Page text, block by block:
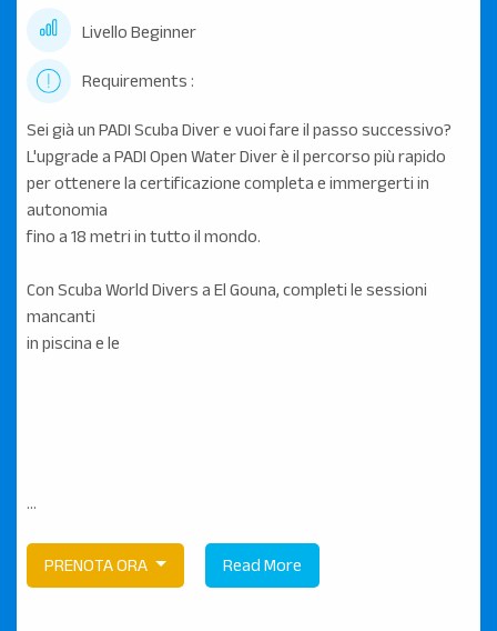
Livello Beginner
Requirements :
Sei già un PADI Scuba Diver e vuoi fare il passo successivo?
L'upgrade a PADI Open Water Diver è il percorso più rapido
per ottenere la certificazione completa e immergerti in
autonomia
fino a 18 metri in tutto il mondo.
Con Scuba World Divers a El Gouna, completi le sessioni
mancanti
in piscina e le
...
PRENOTA ORA Read More